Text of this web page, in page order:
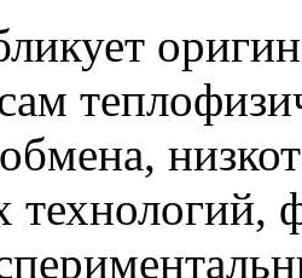
технологий,